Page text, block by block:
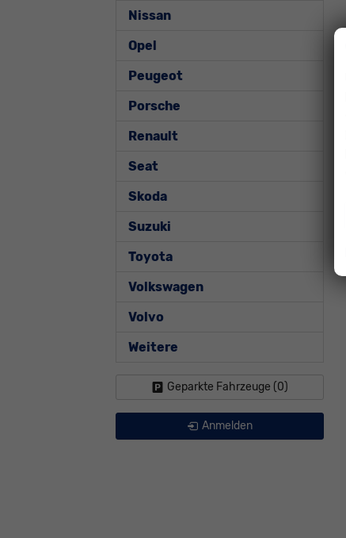
Nissan
Opel
Peugeot
Porsche
Renault
Seat
Skoda
Suzuki
Toyota
Volkswagen
Volvo
Weitere
Geparkte Fahrzeuge (0)
Anmelden